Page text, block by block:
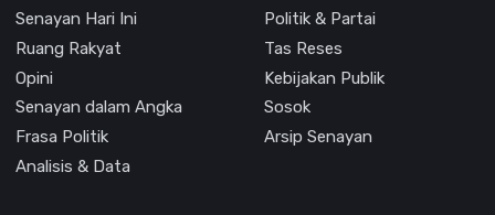
Senayan Hari Ini
Politik & Partai
Ruang Rakyat
Tas Reses
Opini
Kebijakan Publik
Senayan dalam Angka
Sosok
Frasa Politik
Arsip Senayan
Analisis & Data